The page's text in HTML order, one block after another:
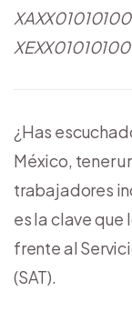
¿Has
México, tener
trabajadores
es la clave
frente al
(SAT).